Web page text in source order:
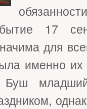
17
для
именно их
Буш